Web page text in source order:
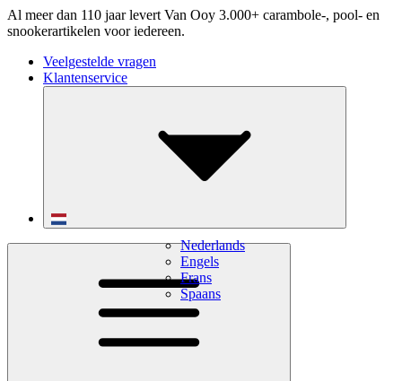
Al meer dan 110 jaar levert Van Ooy 3.000+ carambole-, pool- en
snookerartikelen voor iedereen.
Veelgestelde vragen
Klantenservice
Nederlands
Engels
Frans
Spaans